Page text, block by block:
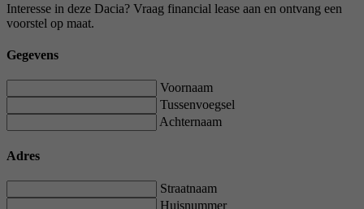
Interesse in deze Dacia? Vraag financial lease aan en ontvang een
voorstel op maat.
Gegevens
Voornaam
Tussenvoegsel
Achternaam
Adres
Straatnaam
Huisnummer